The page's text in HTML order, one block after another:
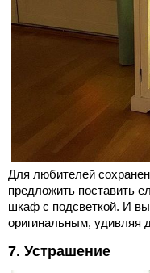
Для любителей
предложить поставить
шкаф с подсветкой. И
оригинальным, удивляя
7. Устрашение